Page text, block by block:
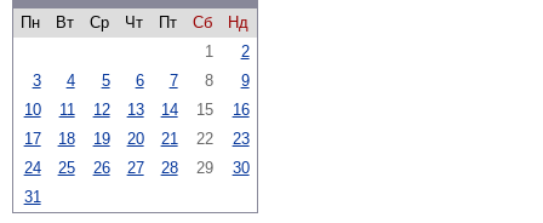
Пн
Вт Ср Чт Пт Сб
Нд
1
2
3
4 5 6 7 8
9
10
11 12 13 14 15
16
17
18 19 20 21 22
23
24
25 26 27 28 29
30
31